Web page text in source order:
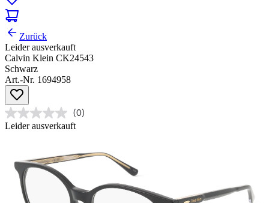
Zurück
Leider ausverkauft
Calvin Klein CK24543
Schwarz
Art.-Nr. 1694958
(0)
Leider ausverkauft